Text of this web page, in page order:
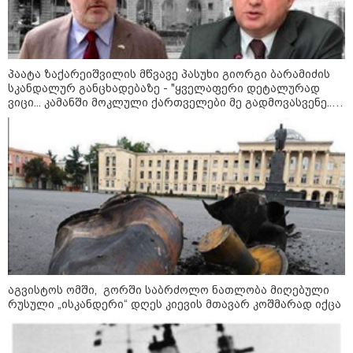
მიწოდება, რომ მასწავლებელი
სექსუალურად ავიწროებდა,
ფაქტობრივად, წაქეზება იყო" -
პროკურორი
კატეგორიის ყველა სიახლე
პაატა ზაქარეიშვილის მწვავე პასუხი გიორგი ბარამიძის
სკანდალურ განცხადებაზე - "ყველაფერი დეტალურად
ვიცი... კამანში მოკლული ქართველები მე გადმოვასვენე...
ბარამიძე კი ტყუის"
აგვისტოს ომში, გორში საბრძოლო ნათლობა მიღებული
რუსული „ისკანდერი“ დღეს კიევის მთავარ კოშმარად იქცა